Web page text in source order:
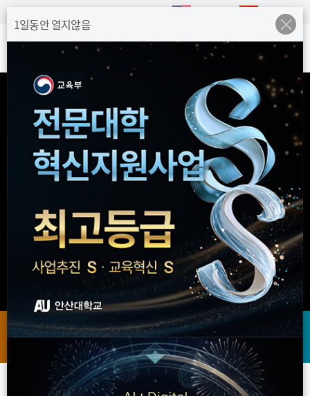
1일동안 열지않음
Skip Menu로그인 ENGLISH CHINESE
안산대 홍보배너
2022년 3주기 전문대학 기관평가 인증
"인증" 획득 ( 2023.01.01. ~ 2027.12.31. )
안산人 교직원 수험생
퀵메뉴